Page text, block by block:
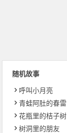
随机故事
呼叫小月亮
青蛙阿肚的春雷
花瓶里的桔子树
树洞里的朋友